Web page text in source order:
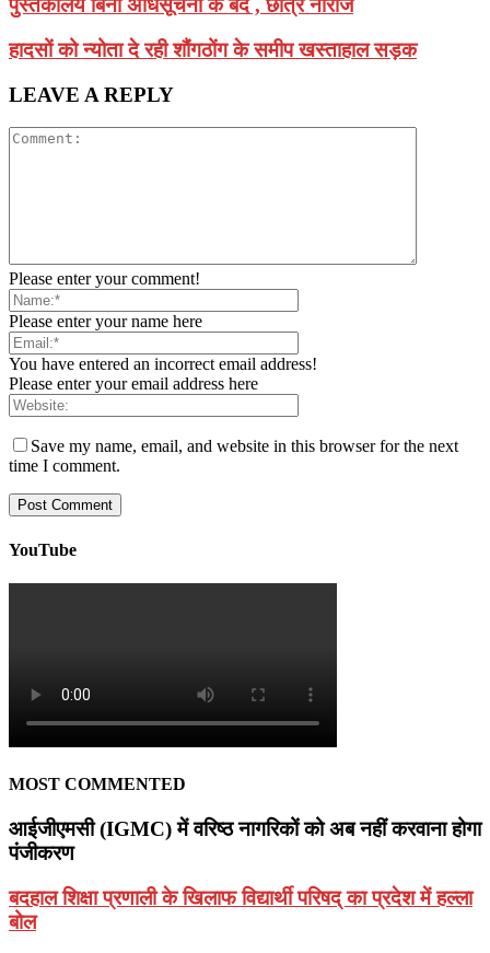
पुस्तकालय बिना अधिसूचना के बंद , छात्र नाराज
हादसों को न्योता दे रही शौंगठोंग के समीप खस्ताहाल सड़क
LEAVE A REPLY
Please enter your comment!
Please enter your name here
You have entered an incorrect email address!
Please enter your email address here
Save my name, email, and website in this browser for the next
time I comment.
YouTube
MOST COMMENTED
आईजीएमसी (IGMC) में वरिष्ठ नागरिकों को अब नहीं करवाना होगा
पंजीकरण
बदहाल शिक्षा प्रणाली के खिलाफ विद्यार्थी परिषद् का प्रदेश में हल्ला
बोल